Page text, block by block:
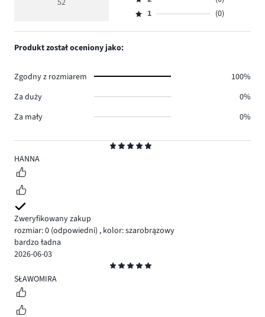
5
HANNA
Zweryfikowany zakup
rozmiar: 0 (odpowiedni) , kolor: szarobrązowy
bardzo ładna
2026-06-03
5
SŁAWOMIRA
52
46.
głosów
ilość
Ocena
2,
Ocena
1,
1 (0)
Produkt został oceniony jako:
Zgodny z rozmiarem
100%
Za duży
0%
Za mały
0%